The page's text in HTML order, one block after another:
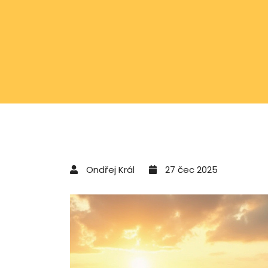
Ondřej Král 27 čec 2025